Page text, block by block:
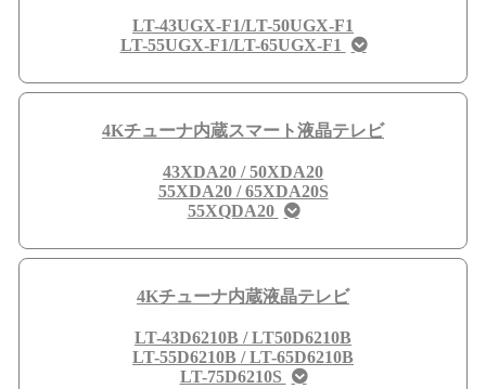
LT-43UGX-F1/LT-50UGX-F1
LT-55UGX-F1/LT-65UGX-F1
4Kチューナ内蔵スマート液晶テレビ
43XDA20 / 50XDA20
55XDA20 / 65XDA20S
55XQDA20
4Kチューナ内蔵液晶テレビ
LT-43D6210B / LT50D6210B
LT-55D6210B / LT-65D6210B
LT-75D6210S